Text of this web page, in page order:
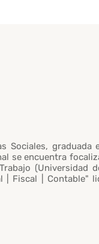
Sociales,
se encuentra
(Universidad
| Fiscal | Contable"